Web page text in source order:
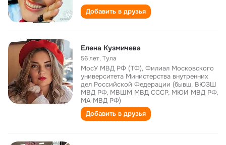
Добавить в друзья
Елена Кузмичева
56 лет,Тула
МосУ МВД РФ (ТФ), Филиал Московского
университета Министерства внутренних
дел Российской Федерации (бывш. ВЮЗШ
МВД РФ, МВШМ МВД СССР, МЮИ МВД РФ,
МА МВД РФ)
Добавить в друзья